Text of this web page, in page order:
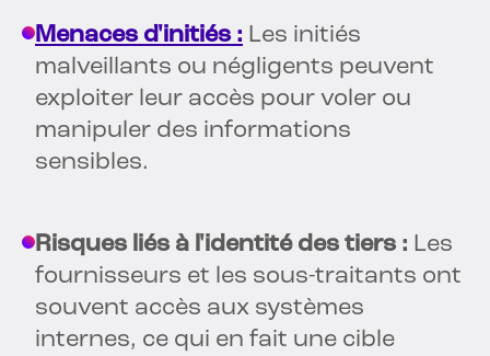
Menaces d'initiés : Les initiés
malveillants ou négligents peuvent
exploiter leur accès pour voler ou
manipuler des informations
sensibles.
Risques liés à l'identité des tiers : Les
fournisseurs et les sous-traitants ont
souvent accès aux systèmes
internes, ce qui en fait une cible